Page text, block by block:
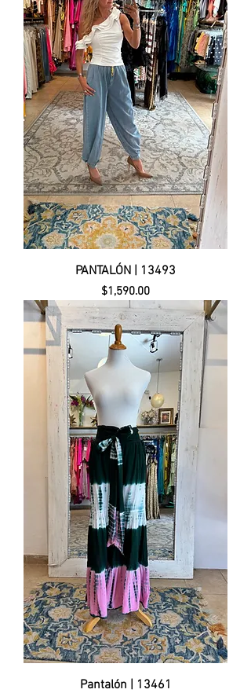
PANTALÓN | 13493
Precio
$1,590.00
Pantalón | 13461